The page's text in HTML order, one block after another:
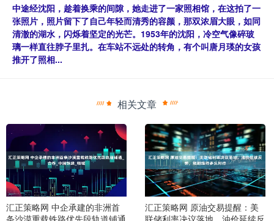
中途经沈阳，趁着换乘的间隙，她走进了一家照相馆，在这拍了一
张照片，照片留下了自己年轻而清秀的容颜，那双浓眉大眼，如同
清澈的湖水，闪烁着坚定的光芒。1953年的沈阳，冷空气像碎玻
璃一样直往脖子里扎。在车站不远处的转角，有个叫唐月瑛的女孩
推开了照相...
相关文章
汇正策略网 中企承建的非洲首
汇正策略网 原油交易提醒：美